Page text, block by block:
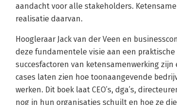
aandacht voor alle stakeholders.
realisatie daarvan.
Hoogleraar Jack van der Veen en
deze fundamentele visie aan een
succesfactoren van ketensamenwerking
cases laten zien hoe toonaangevende
werken. Dit boek laat CEO’s, dga’s,
nog in hun organisaties schuilt en hoe ze